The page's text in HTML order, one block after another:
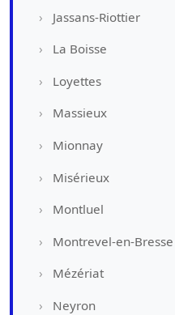
Jassans-Riottier
La Boisse
Loyettes
Massieux
Mionnay
Misérieux
Montluel
Montrevel-en-Bresse
Mézériat
Neyron